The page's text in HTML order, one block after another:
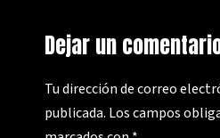
Dejar un
Tu dirección de correo
publicada. Los campos